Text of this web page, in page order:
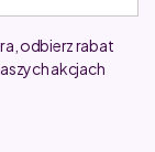
odbierz rabat
akcjach